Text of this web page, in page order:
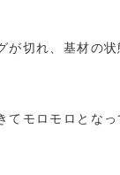
が切れ、基材の
てモロモロとな